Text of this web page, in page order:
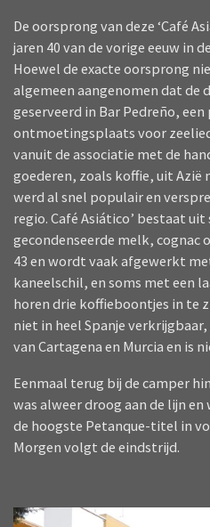
De oorsprong van deze ‘Café
jaren 40 van de vorige eeuw in
Hoewel de exacte oorsprong
algemeen aangenomen dat de
geserveerd in Bar Pedreño,
ontmoetingsplaats voor
vanuit de associatie met de
goederen, zoals koffie, uit Azië
werd al snel populair en
regio. Café Asiático’ bestaat
gecondenseerde melk, cognac
43 en wordt vaak afgewerkt
kaneelschil, en soms met een
horen drie koffieboontjes in te
niet in heel Spanje
van Cartagena en Murcia en is
Eenmaal terug bij de camper
was alweer droog aan de lijn
de hoogste Petanque-titel in
Morgen volgt de eindstrijd.